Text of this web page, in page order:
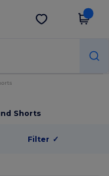
App holen
Shorts
Filter ✓